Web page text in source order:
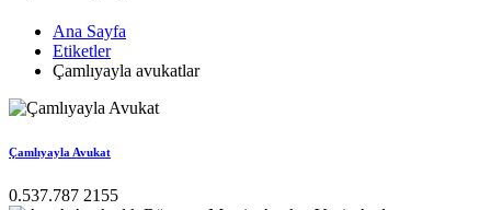
Ana Sayfa
Etiketler
Çamlıyayla avukatlar
Çamlıyayla Avukat
0.537.787 2155